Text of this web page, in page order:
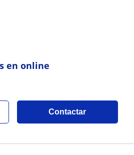
en online
Contactar